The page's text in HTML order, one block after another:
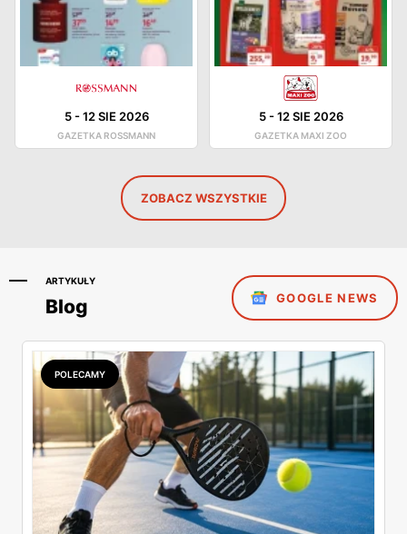
5-12 SIE 2026
GAZETKA ROSSMANN
5-12 SIE 2026
GAZETKA MAXI ZOO
ZOBACZ WSZYSTKIE
ARTYKUŁY
Blog GOOGLE NEWS
POLECAMY